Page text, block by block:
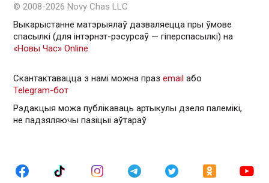
© 2008-2026 Novy Chas LLC
Выкарыстанне матэрыялаў дазваляецца пры ўмове
спасылкі (для інтэрнэт-рэсурсаў — гiперспасылкi) на
«Новы Час» Online
Скантактавацца з намі можна праз email або
Telegram-бот
Рэдакцыя можа публікаваць артыкулы дзеля палемікі,
не падзяляючы пазіцыі аўтараў